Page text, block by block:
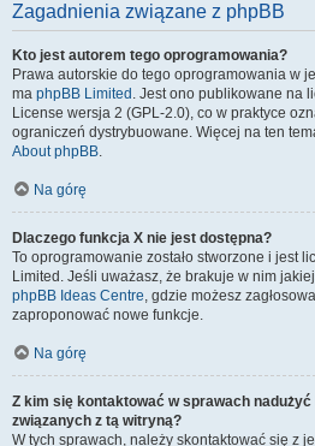
Zagadnienia związane z phpBB
Kto jest autorem tego oprogramowania?
Prawa autorskie do tego oprogramowania w
ma phpBB Limited . Jest ono publikowane na
License wersja 2 (GPL-2.0), co w praktyce
ograniczeń dystrybuowane. Więcej na ten
About phpBB.
Na górę
Dlaczego funkcja X nie jest dostępna?
To oprogramowanie zostało stworzone i jest
Limited. Jeśli uważasz, że brakuje w nim
phpBB Ideas Centre, gdzie możesz
zaproponować nowe funkcje.
Na górę
Z kim się kontaktować w sprawach
związanych z tą witryną?
W tych sprawach, należy skontaktować się z